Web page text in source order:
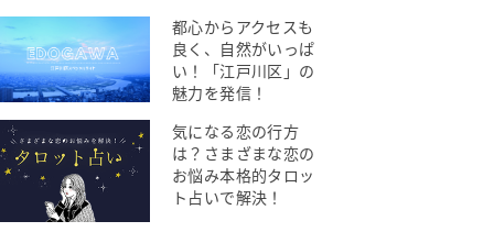
都心からアクセスも
良く、自然がいっぱ
い！「江戸川区」の
魅力を発信！
気になる恋の行方
は？さまざまな恋の
お悩み本格的タロッ
ト占いで解決！